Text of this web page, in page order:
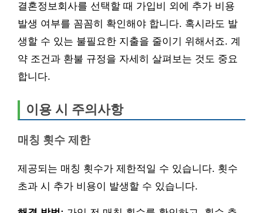
결혼정보회사를 선택할 때 가입비 외에 추가 비용
발생 여부를 꼼꼼히 확인해야 합니다. 혹시라도 발
생할 수 있는 불필요한 지출을 줄이기 위해서죠. 계
약 조건과 환불 규정을 자세히 살펴보는 것도 중요
합니다.
이용 시 주의사항
매칭 횟수 제한
제공되는 매칭 횟수가 제한적일 수 있습니다. 횟수
초과 시 추가 비용이 발생할 수 있습니다.